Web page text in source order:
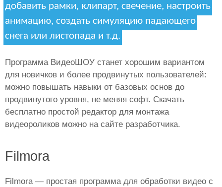
добавить рамки, клипарт, свечение, настроить
анимацию, создать симуляцию падающего
снега или листопада и т.д.
Программа ВидеоШОУ станет хорошим вариантом
для новичков и более продвинутых пользователей:
можно повышать навыки от базовых основ до
продвинутого уровня, не меняя софт. Скачать
бесплатно простой редактор для монтажа
видеороликов можно на сайте разработчика.
Filmora
Filmora — простая программа для обработки видео с